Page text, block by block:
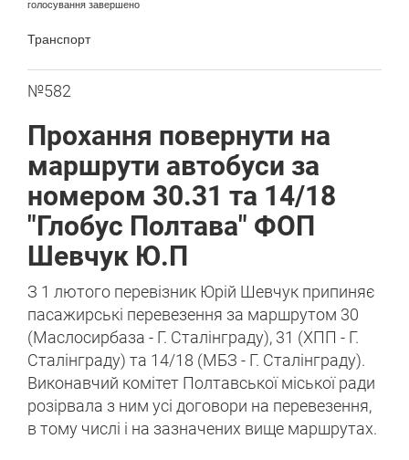
голосування завершено
Транспорт
№582
Прохання повернути на
маршрути автобуси за
номером 30.31 та 14/18
"Глобус Полтава" ФОП
Шевчук Ю.П
З 1 лютого перевізник Юрій Шевчук припиняє
пасажирські перевезення за маршрутом 30
(Маслосирбаза - Г. Сталінграду), 31 (ХПП - Г.
Сталінграду) та 14/18 (МБЗ - Г. Сталінграду).
Виконавчий комітет Полтавської міської ради
розірвала з ним усі договори на перевезення,
в тому числі і на зазначених вище маршрутах.